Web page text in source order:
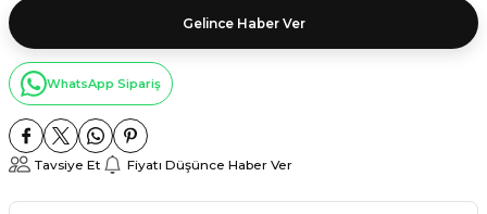
Gelince Haber Ver
WhatsApp Sipariş
Tavsiye Et Fiyatı Düşünce Haber Ver